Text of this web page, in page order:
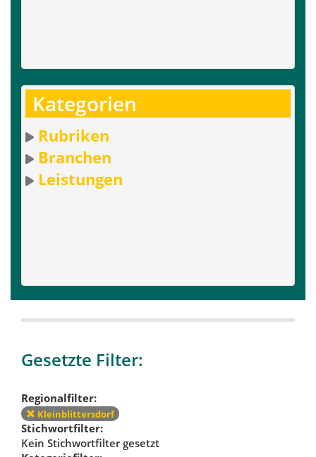
Kategorien
Rubriken
Branchen
Leistungen
Gesetzte Filter:
Regionalfilter:
Kleinblittersdorf
Stichwortfilter:
Kein Stichwortfilter gesetzt